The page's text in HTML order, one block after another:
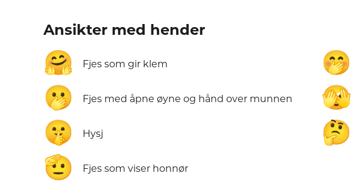
Ansikter med hender
🤗 Fjes som gir klem 🤭
🫢 Fjes med åpne øyne og hånd over munnen 🫣
🤫 Hysj 🤔
🫡 Fjes som viser honnør